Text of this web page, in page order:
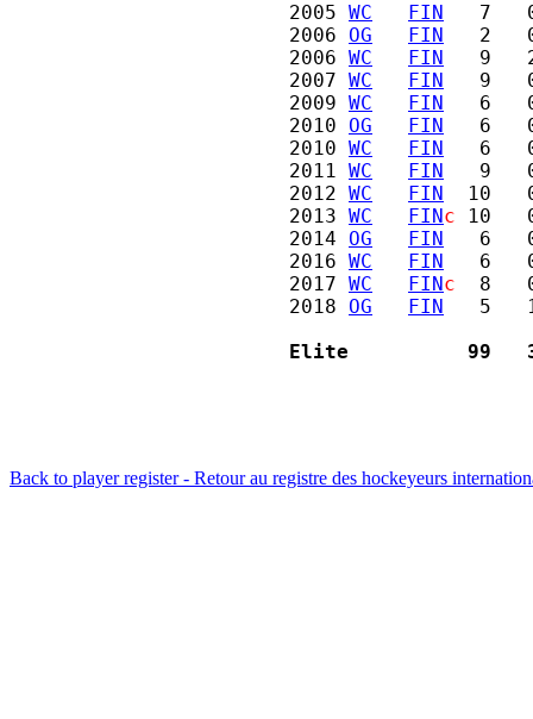
2005 WC FIN
7
2006 OG FIN
2
2006 WC FIN
9
2007 WC FIN
9
2009 WC FIN
6
2010 OG FIN
6
2010 WC FIN
6
2011 WC FIN
9
2012 WC FIN
10
2013 WC FINc 10
2014 OG FIN
6
2016 WC FIN
6
2017 WC FINc
8
2018 OG FIN
5
Elite          99
Back to player register - Retour au registre des hockeyeurs